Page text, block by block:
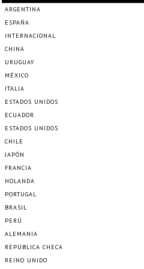
ARGENTINA
ESPAÑA
INTERNACIONAL
CHINA
URUGUAY
MÉXICO
ITALIA
ESTADOS UNIDOS
ECUADOR
ESTADOS UNIDOS
CHILE
JAPÓN
FRANCIA
HOLANDA
PORTUGAL
BRASIL
PERÚ
ALEMANIA
REPÚBLICA CHECA
REINO UNIDO